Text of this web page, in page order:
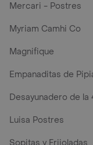
Mercari - Postres
Myriam Camhi Co
Magnifique
Empanaditas de
Desayunadero de la
Luisa Postres